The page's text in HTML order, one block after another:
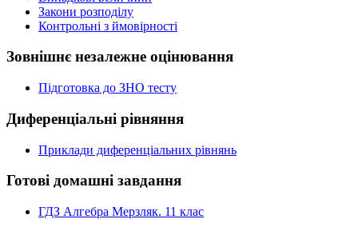
Закони розподілу
Контрольні з ймовірності
Зовнішнє незалежне оцінювання
Підготовка до ЗНО тесту
Диференціальні рівняння
Приклади диференціальних рівнянь
Готові домашні завдання
ГДЗ Алгебра Мерзляк. 11 клас